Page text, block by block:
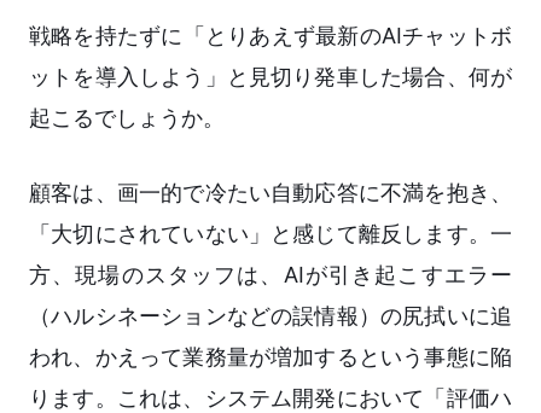
戦略を持たずに「とりあえず最新のAIチャットボ
ットを導入しよう」と見切り発車した場合、何が
起こるでしょうか。
顧客は、画一的で冷たい自動応答に不満を抱き、
「大切にされていない」と感じて離反します。一
方、現場のスタッフは、AIが引き起こすエラー
（ハルシネーションなどの誤情報）の尻拭いに追
われ、かえって業務量が増加するという事態に陥
ります。これは、システム開発において「評価ハ